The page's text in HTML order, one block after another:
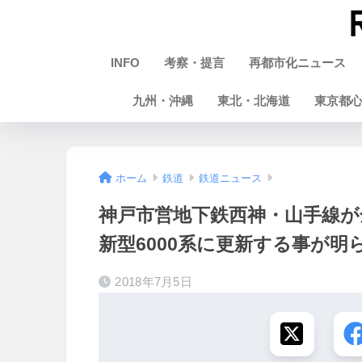
INFO 考察・提言 再都市化ニュース
九州・沖縄 東北・北海道 東京都心
ホーム 鉄道 鉄道ニュース
神戸市営地下鉄西神・山手線
新型6000系に更新する事が明
2018年7月5日